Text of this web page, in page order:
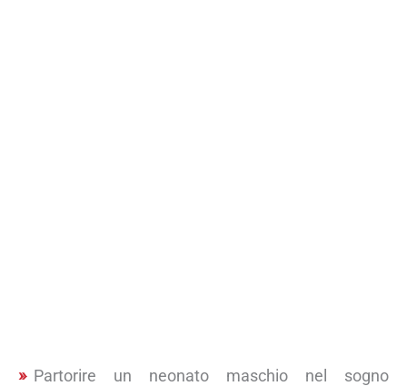
Partorire un neonato maschio nel sogno